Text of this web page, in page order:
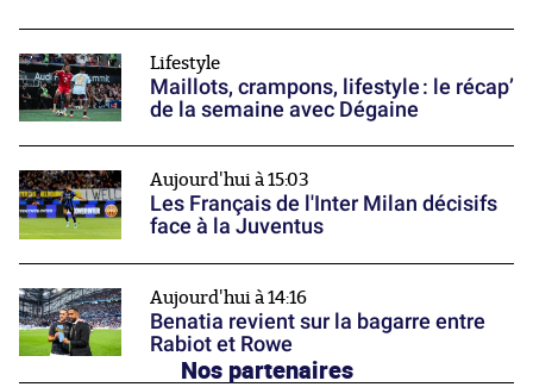
Lifestyle
Maillots, crampons, lifestyle : le récap’
de la semaine avec Dégaine
Aujourd'hui à 15:03
Les Français de l'Inter Milan décisifs
face à la Juventus
Aujourd'hui à 14:16
Benatia revient sur la bagarre entre
Rabiot et Rowe
Nos partenaires